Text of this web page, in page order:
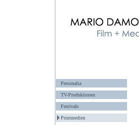
Personalia
TV-Produktionen
Festivals
Printmedien